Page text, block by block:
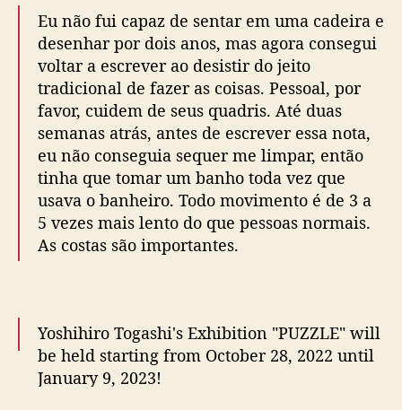
n
t
e
r
,
d
i
u
l
g
t
a
e
Eu não fui capaz de sentar em uma cadeira e
desenhar por dois anos, mas agora consegui
voltar a escrever ao desistir do jeito
tradicional de fazer as coisas. Pessoal, por
favor, cuidem de seus quadris. Até duas
semanas atrás, antes de escrever essa nota,
eu não conseguia sequer me limpar, então
tinha que tomar um banho toda vez que
usava o banheiro. Todo movimento é de 3 a
5 vezes mais lento do que pessoas normais.
As costas são importantes.
Yoshihiro Togashi's Exhibition "PUZZLE" will
be held starting from October 28, 2022 until
January 9, 2023!